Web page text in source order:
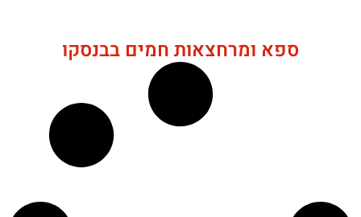
ספא ומרחצאות חמים בבנסקו